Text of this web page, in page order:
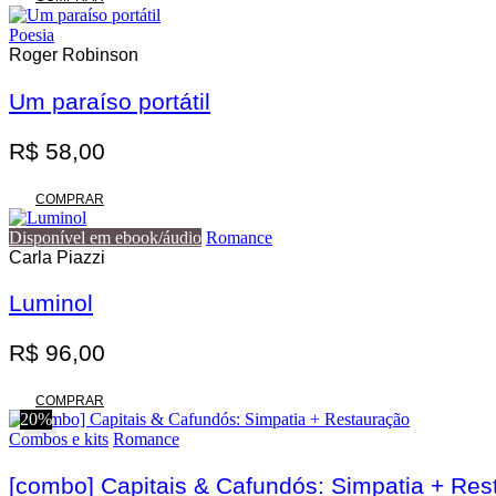
Poesia
Roger Robinson
Um paraíso portátil
R$ 58,00
COMPRAR
Disponível em ebook/áudio Romance
Carla Piazzi
Luminol
R$ 96,00
COMPRAR
20%
Combos e kits Romance
[combo] Capitais & Cafundós: Simpatia +